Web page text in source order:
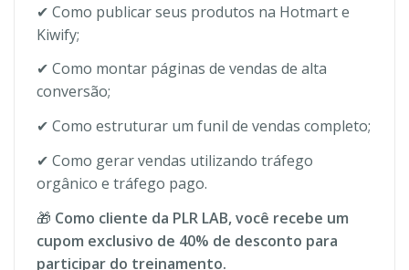
✔ Como publicar seus produtos na Hotmart e
Kiwify;
✔ Como montar páginas de vendas de alta
conversão;
✔ Como estruturar um funil de vendas completo;
✔ Como gerar vendas utilizando tráfego
orgânico e tráfego pago.
🎁 Como cliente da PLR LAB, você recebe um
cupom exclusivo de 40% de desconto para
participar do treinamento.